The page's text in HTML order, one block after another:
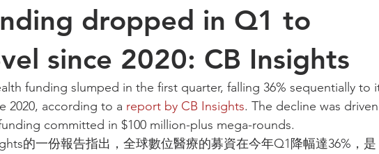
dropped in Q1 to
since 2020: CB Insights
funding slumped in the first quarter, falling 36% sequentially to
2020, according to a report by CB Insights. The decline was
committed in $100 million-plus mega-rounds.
的⼀份報告指出，全球數位醫療的募資在今年Q1降幅達36%，是